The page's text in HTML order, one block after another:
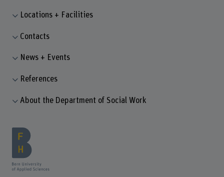
Locations + Facilities
Contacts
News + Events
References
About the Department of Social Work